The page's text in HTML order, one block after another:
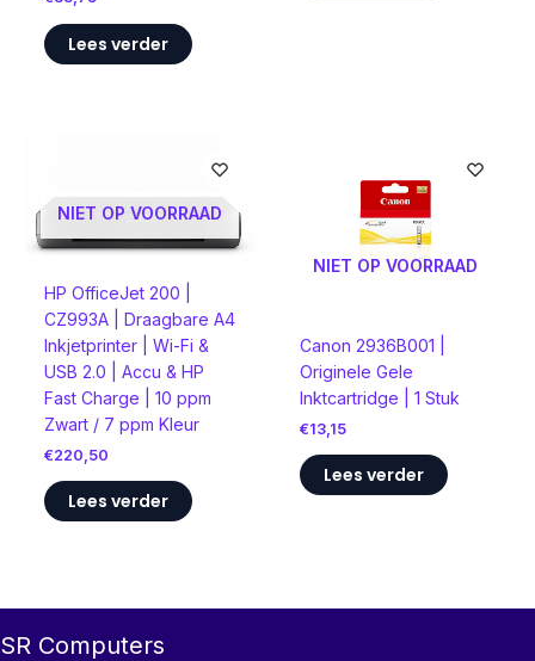
Lees verder
NIET OP VOORRAAD
HP OfficeJet 200 |
CZ993A | Draagbare A4
Inkjetprinter | Wi-Fi &
USB 2.0 | Accu & HP
Fast Charge | 10 ppm
Zwart / 7 ppm Kleur
€220,50
Lees verder
NIET OP VOORRAAD
Canon 2936B001 |
Originele Gele
Inktcartridge | 1 Stuk
€13,15
Lees verder
SR Computers